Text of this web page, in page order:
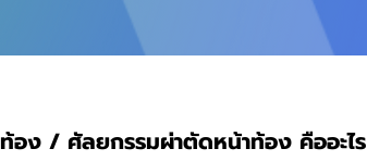
อง / ศัลยกรรมผ่าตัดหน้าท้อง คืออะไ